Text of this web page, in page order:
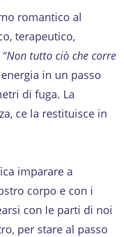
romantico al
terapeutico,
Non tutto ciò che corre
energia in un passo
di fuga. La
ce la restituisce in
imparare a
corpo e con i
con le parti di noi
per stare al passo